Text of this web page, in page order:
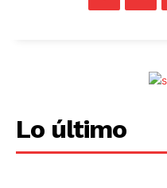
Lo último